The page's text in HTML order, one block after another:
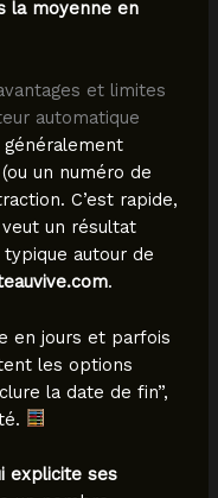
la moyenne en
et limites
automatique
un numéro de
C’est rapide,
un résultat
autour de
.
en jours et parfois
les options
la date de fin”,
explicite ses